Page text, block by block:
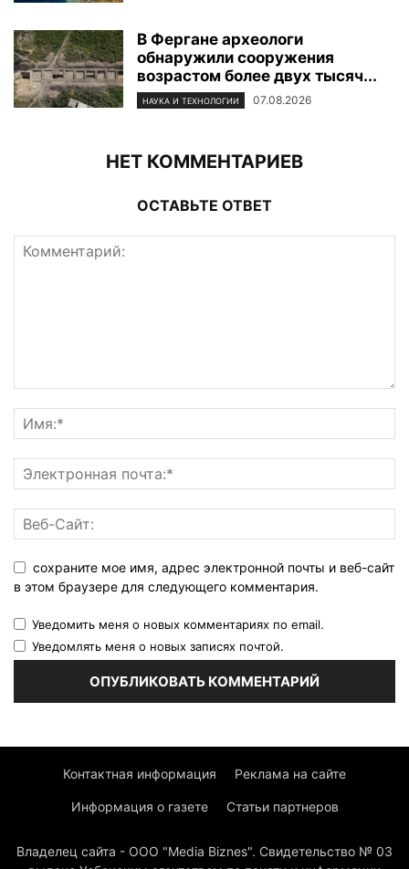
В Фергане археологи
обнаружили сооружения
возрастом более двух тысяч...
НАУКА И ТЕХНОЛОГИИ 07.08.2026
НЕТ КОММЕНТАРИЕВ
ОСТАВЬТЕ ОТВЕТ
сохраните мое имя, адрес электронной почты и веб-сайт
в этом браузере для следующего комментария.
Уведомить меня о новых комментариях по email.
Уведомлять меня о новых записях почтой.
Контактная информация Реклама на сайте
Информация о газете Статьи партнеров
Владелец сайта - ООО "Media Biznes". Свидетельство № 03